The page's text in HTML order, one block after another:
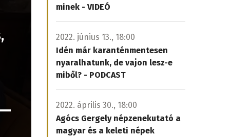
minek - VIDEÓ
2022. június 13., 18:00
Idén már karanténmentesen
nyaralhatunk, de vajon lesz-e
miből? - PODCAST
2022. április 30., 18:00
Agócs Gergely népzenekutató a
magyar és a keleti népek